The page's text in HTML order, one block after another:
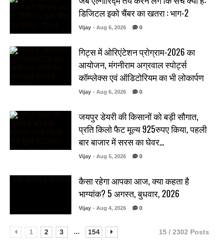
डिजिटल इको चैंबर का खतरा : भाग-2
Vijay - Aug 6, 2026 0
गिट्स में ओरिएंटेशन प्रोग्राम-2026 का
आयोजन, मंगनीराम अग्रवाल स्पोर्ट्स
कॉम्प्लेक्स एवं ऑडिटोरियम का भी लोकार्पण
Vijay - Aug 6, 2026 0
जयपुर डेयरी की किसानों को बड़ी सौगात,
प्रति किलो फैट मूल्य 925रुपए किया, पहली
बार बाजार में सरस का घेवर…
Vijay - Aug 5, 2026 0
कैसा रहेगा आपका आज, क्या कहता है
भाग्यांक? 5 अगस्त, बुधवार, 2026
Vijay - Aug 4, 2026 0
1 2 3 ... 154 15 / 2302 Posts